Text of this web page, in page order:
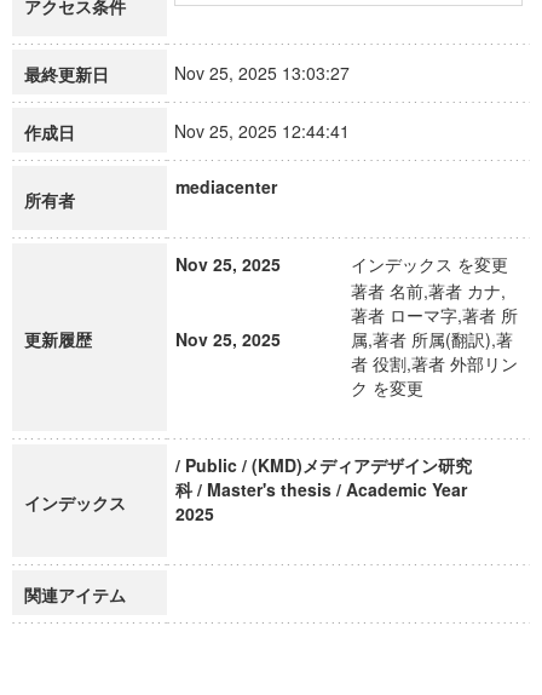
アクセス条件
最終更新日 Nov 25, 2025 13:03:27
作成日 Nov 25, 2025 12:44:41
所有者
mediacenter
更新履歴
Nov 25, 2025 インデックス を変更
Nov 25, 2025
著者 名前,著者 カナ,
著者 ローマ字,著者 所
属,著者 所属(翻訳),著
者 役割,著者 外部リン
ク を変更
インデックス
/ Public / (KMD)メディアデザイン研究
科 / Master's thesis / Academic Year
2025
関連アイテム